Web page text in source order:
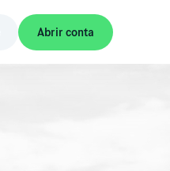
Abrir conta